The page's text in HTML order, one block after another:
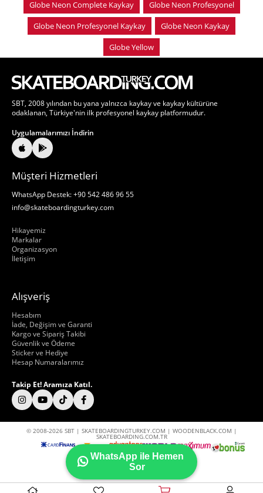
Globe Neon Complete Kaykay
Globe Neon Profesyonel
Globe Neon Profesyonel Kaykay
Globe Neon Kaykay
Globe Yellow
SBT, 2008 yılından bu yana yalnızca kaykay ve kaykay kültürüne
odaklanan, Türkiye'nin ilk profesyonel kaykay platformudur.
Uygulamalarımızı İndirin
Müşteri Hizmetleri
WhatsApp Destek: +90 542 486 96 55
info@skateboardingturkey.com
Hikayemiz
Markalar
Organizasyon
İletişim
Alışveriş
Hesabım
İade, Değişim ve Garanti
Kargo ve Sipariş Takibi
Güvenlik ve Ödeme
Sticker ve Hediye
Hesap Numaralarımız
Takip Et! Aramıza Katıl.
© 2008-2026 SBT | SKATEBOARDINGTURKEY.COM | WOODENBLACK.COM |
SKATEBOARDING.COM.TR
WhatsApp ile Hemen
Sor